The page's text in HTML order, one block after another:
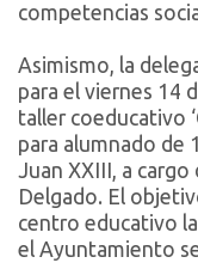
competencias
Asimismo, la
para el viernes 14
taller coeducativo
para alumnado de
Juan XXIII, a
Delgado. El
centro educativo
el Ayuntamiento